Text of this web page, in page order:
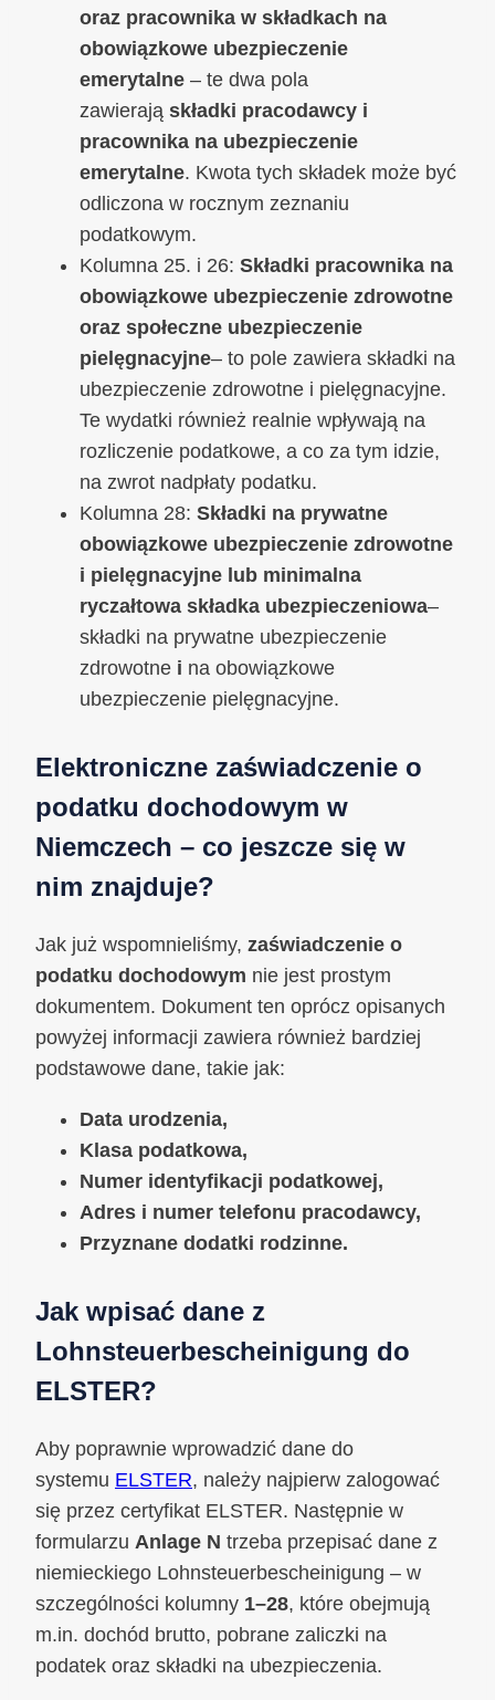
oraz pracownika w składkach na
obowiązkowe ubezpieczenie
emerytalne – te dwa pola
zawierają składki pracodawcy i
pracownika na ubezpieczenie
emerytalne. Kwota tych składek może być
odliczona w rocznym zeznaniu
podatkowym.
Kolumna 25. i 26: Składki pracownika na
obowiązkowe ubezpieczenie zdrowotne
oraz społeczne ubezpieczenie
pielęgnacyjne– to pole zawiera składki na
ubezpieczenie zdrowotne i pielęgnacyjne.
Te wydatki również realnie wpływają na
rozliczenie podatkowe, a co za tym idzie,
na zwrot nadpłaty podatku.
Kolumna 28: Składki na prywatne
obowiązkowe ubezpieczenie zdrowotne
i pielęgnacyjne lub minimalna
ryczałtowa składka ubezpieczeniowa–
składki na prywatne ubezpieczenie
zdrowotne i na obowiązkowe
ubezpieczenie pielęgnacyjne.
Elektroniczne zaświadczenie o
podatku dochodowym w
Niemczech – co jeszcze się w
nim znajduje?
Jak już wspomnieliśmy, zaświadczenie o
podatku dochodowym nie jest prostym
dokumentem. Dokument ten oprócz opisanych
powyżej informacji zawiera również bardziej
podstawowe dane, takie jak:
Data urodzenia,
Klasa podatkowa,
Numer identyfikacji podatkowej,
Adres i numer telefonu pracodawcy,
Przyznane dodatki rodzinne.
Jak wpisać dane z
Lohnsteuerbescheinigung do
ELSTER?
Aby poprawnie wprowadzić dane do
systemu ELSTER, należy najpierw zalogować
się przez certyfikat ELSTER. Następnie w
formularzu Anlage N trzeba przepisać dane z
niemieckiego Lohnsteuerbescheinigung – w
szczególności kolumny 1–28, które obejmują
m.in. dochód brutto, pobrane zaliczki na
podatek oraz składki na ubezpieczenia.